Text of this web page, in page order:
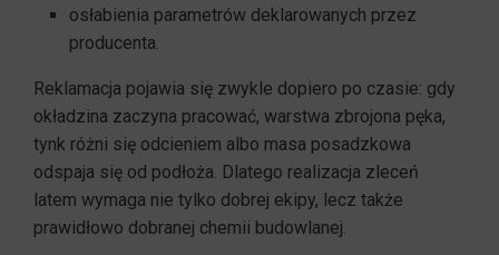
osłabienia parametrów deklarowanych przez
producenta.
Reklamacja pojawia się zwykle dopiero po czasie: gdy
okładzina zaczyna pracować, warstwa zbrojona pęka,
tynk różni się odcieniem albo masa posadzkowa
odspaja się od podłoża. Dlatego realizacja zleceń
latem wymaga nie tylko dobrej ekipy, lecz także
prawidłowo dobranej chemii budowlanej.